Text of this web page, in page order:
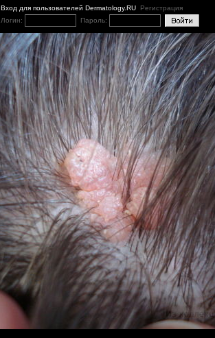
Вход для пользователей Dermatology.RU Регистрация
Логин:
Пароль: